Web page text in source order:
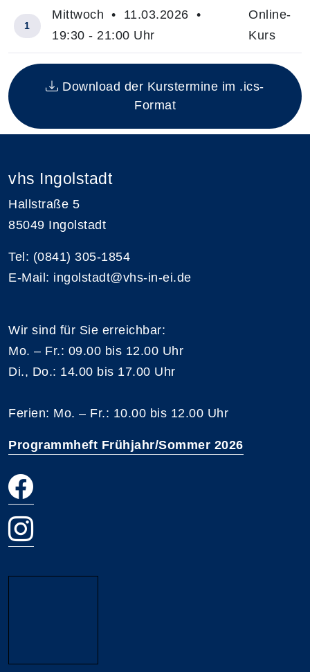
Insgesamt gibt es 1 Termine zum diesen Kurs
1
Mittwoch • 11.03.2026 •
19:30 - 21:00 Uhr
Online-
Kurs
Download der Kurstermine im .ics-
Format
vhs Ingolstadt
Hallstraße 5
85049 Ingolstadt
Tel: (0841) 305-1854
E-Mail: ingolstadt@vhs-in-ei.de
Wir sind für Sie erreichbar:
Mo. – Fr.: 09.00 bis 12.00 Uhr
Di., Do.: 14.00 bis 17.00 Uhr
Ferien: Mo. – Fr.: 10.00 bis 12.00 Uhr
Programmheft Frühjahr/Sommer 2026